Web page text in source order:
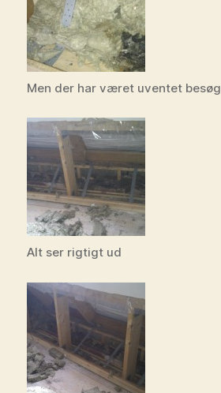
Men der har været uventet besøg
Alt ser rigtigt ud